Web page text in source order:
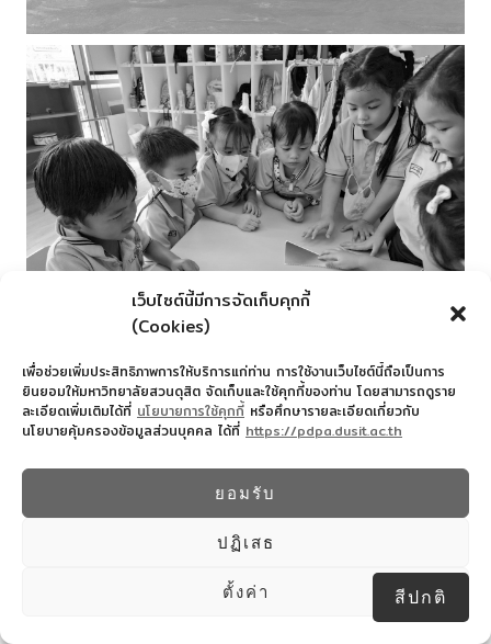
เว็บไซต์นี้มีการจัดเก็บคุกกี้
(Cookies)
เพื่อช่วยเพิ่มประสิทธิภาพการให้บริการแก่ท่าน การใช้งานเว็บไซต์นี้ถือเป็นการ
ยินยอมให้มหาวิทยาลัยสวนดุสิต จัดเก็บและใช้คุกกี้ของท่าน โดยสามารถดูราย
ละเอียดเพิ่มเติมได้ที่ นโยบายการใช้คุกกี้ หรือศึกษารายละเอียดเกี่ยวกับ
นโยบายคุ้มครองข้อมูลส่วนบุคคล ได้ที่ https://pdpa.dusit.ac.th
ยอมรับ
ปฏิเสธ
ตั้งค่า สีปกติ